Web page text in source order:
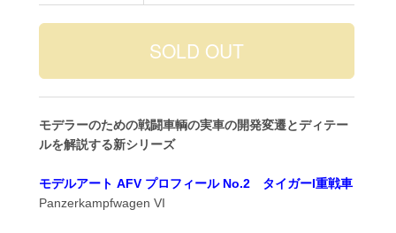
モデラーのための戦闘車輌の実車の開発変遷とディテー
ルを解説する新シリーズ
モデルアート AFV プロフィール No.2 タイガーI重戦車
Panzerkampfwagen VI